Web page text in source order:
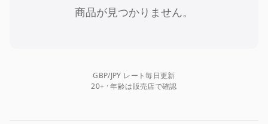
商品が見つかりません。
GBP/JPY レート毎日更新
20+ · 年齢は販売店で確認